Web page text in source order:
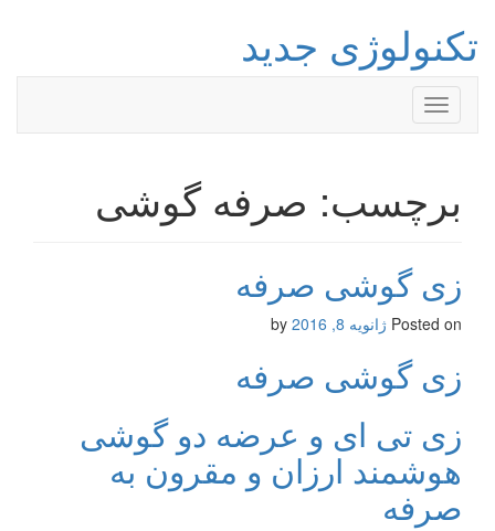
تکنولوژی جدید
Toggle
navigation
برچسب: صرفه گوشی
زی گوشی صرفه
Posted on ژانویه 8, 2016
زی گوشی صرفه
زی تی ای و عرضه دو گوشی
هوشمند ارزان و مقرون به
صرفه